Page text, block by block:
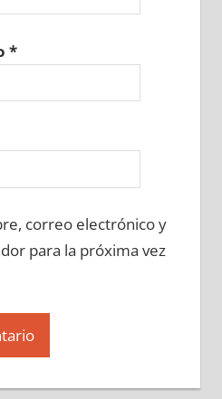
*
correo electrónico y
para la próxima vez